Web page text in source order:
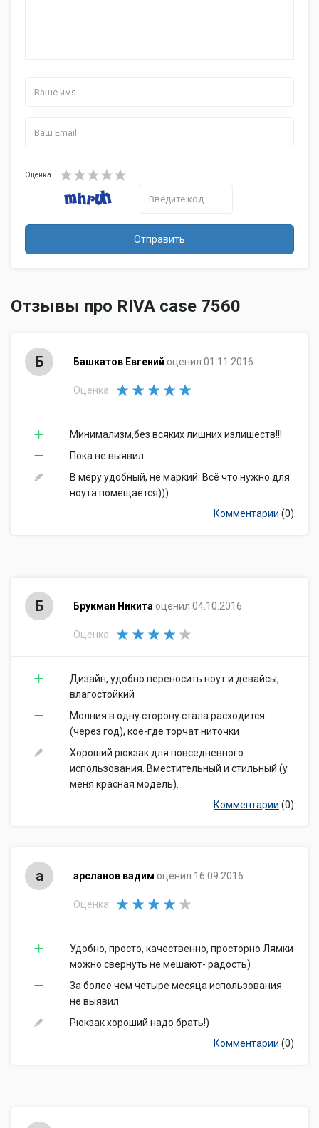
Оценка
Отправить
Отзывы про RIVA case 7560
Б Башкатов Евгений оценил 01.11.2016
Оценка:
Минимализм,без всяких лишних излишеств!!!
Пока не выявил...
В меру удобный, не маркий. Всё что нужно для
ноута помещается)))
Комментарии (0)
Б Брукман Никита оценил 04.10.2016
Оценка:
Дизайн, удобно переносить ноут и девайсы,
влагостойкий
Молния в одну сторону стала расходится
(через год), кое-где торчат ниточки
Хороший рюкзак для повседневного
использования. Вместительный и стильный (у
меня красная модель).
Комментарии (0)
а арсланов вадим оценил 16.09.2016
Оценка:
Удобно, просто, качественно, просторно Лямки
можно свернуть не мешают- радость)
За более чем четыре месяца использования
не выявил
Рюкзак хороший надо брать!)
Комментарии (0)